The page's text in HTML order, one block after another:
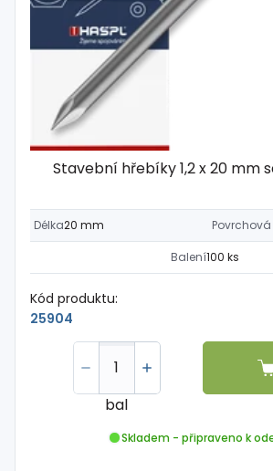
Stavební hřebíky 1,2 x 20 mm
Délka20 mm
Balení100 ks
Kód produktu:
25904
bal
Skladem - připraveno k